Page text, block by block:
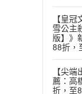
【皇
雪公主
版】》
88折，
【尖
薦：高
折，至